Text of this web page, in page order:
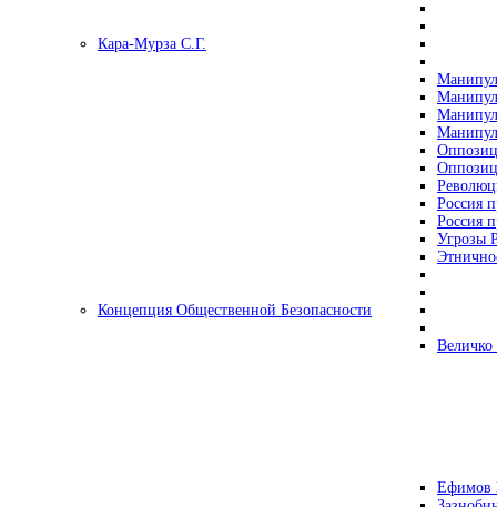
Кара-Мурза С.Г.
Россия
Россия
Угрозы
Концепция Общественной Безопасности
Ефимов